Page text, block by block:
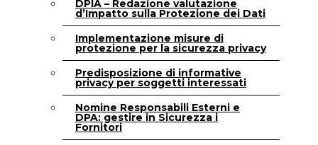
DPIA – Redazione valutazione
d’Impatto sulla Protezione dei Dati
Implementazione misure di
protezione per la sicurezza privacy
Predisposizione di informative
privacy per soggetti interessati
Nomine Responsabili Esterni e
DPA: gestire in Sicurezza i
Fornitori